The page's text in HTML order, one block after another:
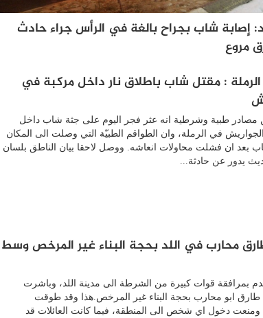
إصابة شاب بجراح بالغة في الرأس جراء حادث
مروع
: مقتل شاب باطلاق نار داخل مركبة في
مصادر طبية وشرطية انه عثر فجر اليوم على جثة شاب داخل
في الرملة، وان الطواقم الطبيّة التي وصلت الى المكان
بعد ان فشلت محاولات انعاشه. ووصل لاحقا بيان الناطق بلسان
يدور عن حادثة...
محارب في اللد بحجة البناء غير المرخص وسط
بمرافقة قوات كبيرة من الشرطة الى مدينة اللد، وباشرت
طارق ابو محارب بحجة البناء غير المرخص.هذا وقد طوقت
ومنعت دخول اي شخص الى المنطقة، فيما كانت العائلات قد